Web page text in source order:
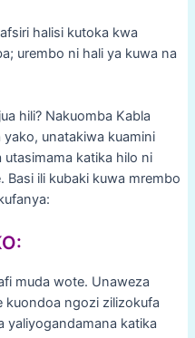
halisi kutoka kwa
urembo ni hali ya kuwa na
hili? Nakuomba Kabla
unatakiwa kuamini
katika hilo ni
ili kubaki kuwa mrembo
muda wote. Unaweza
kuondoa ngozi zilizokufa
yaliyogandamana katika